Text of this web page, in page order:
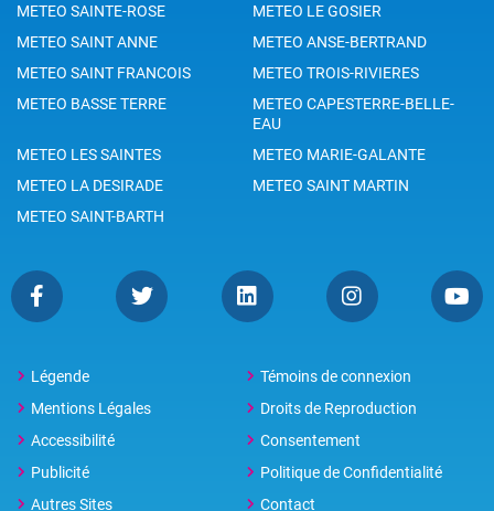
METEO SAINTE-ROSE
METEO LE GOSIER
METEO SAINT ANNE
METEO ANSE-BERTRAND
METEO SAINT FRANCOIS
METEO TROIS-RIVIERES
METEO BASSE TERRE
METEO CAPESTERRE-BELLE-
EAU
METEO LES SAINTES
METEO MARIE-GALANTE
METEO LA DESIRADE
METEO SAINT MARTIN
METEO SAINT-BARTH
Légende
Témoins de connexion
Mentions Légales
Droits de Reproduction
Accessibilité
Consentement
Publicité
Politique de Confidentialité
Autres Sites
Contact